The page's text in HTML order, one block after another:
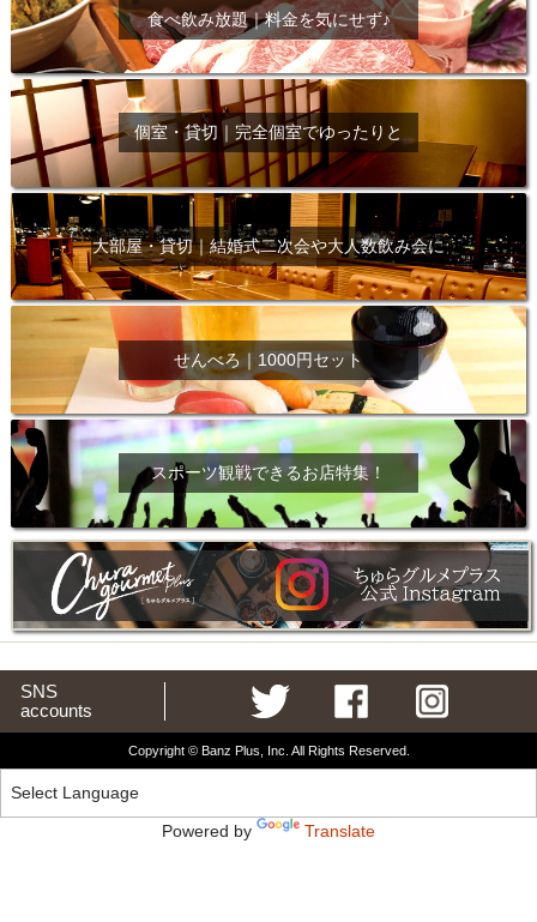
食べ飲み放題｜料金を気にせず♪
個室・貸切｜完全個室でゆったりと
大部屋・貸切｜結婚式二次会や大人数飲み会に
せんべろ｜1000円セット
スポーツ観戦できるお店特集！
SNS
accounts
Copyright © Banz Plus, Inc. All Rights Reserved.
Powered by Translate